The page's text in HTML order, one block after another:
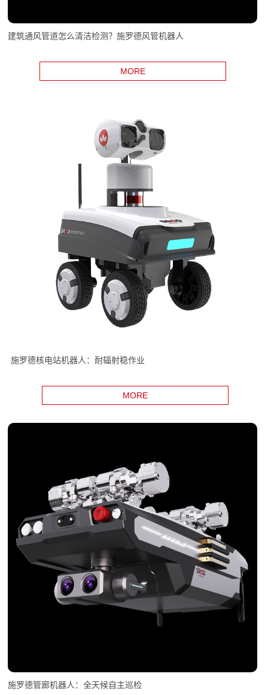
建筑通风管道怎么清洁检测？施罗德风管机器人
MORE
施罗德核电站机器人：耐辐射稳作业
MORE
施罗德管廊机器人：全天候自主巡检